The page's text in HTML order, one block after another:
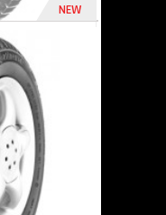
NEW
458 Dhs